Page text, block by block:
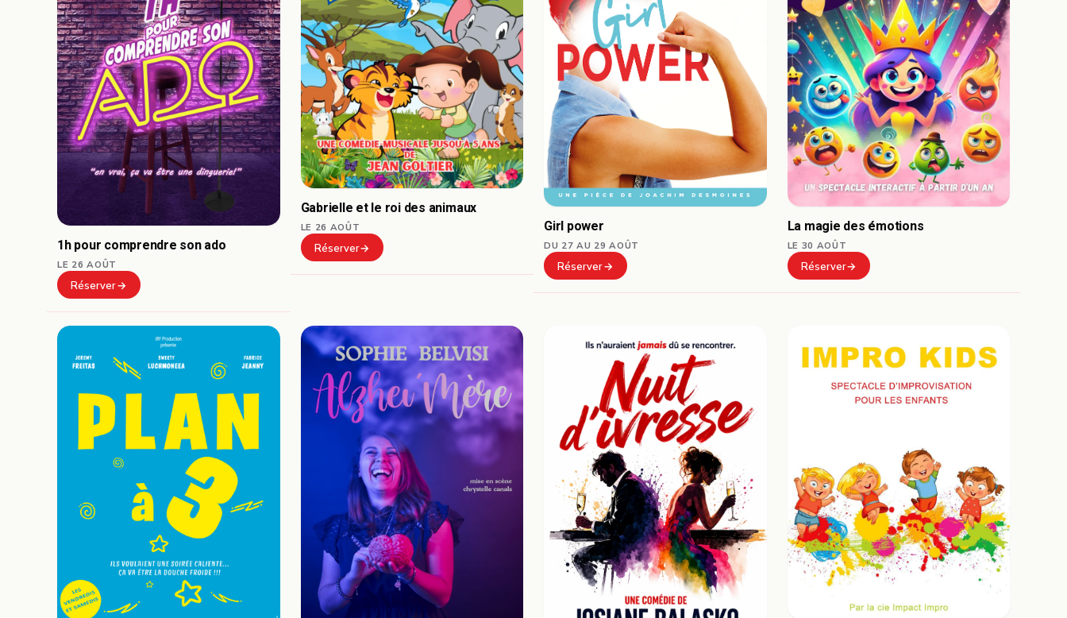
1h pour comprendre son ado
LE 26 AOÛT
Réserver
Gabrielle et le roi des animaux
LE 26 AOÛT
Réserver
Girl power
DU 27 AU 29 AOÛT
Réserver
La magie des émotions
LE 30 AOÛT
Réserver